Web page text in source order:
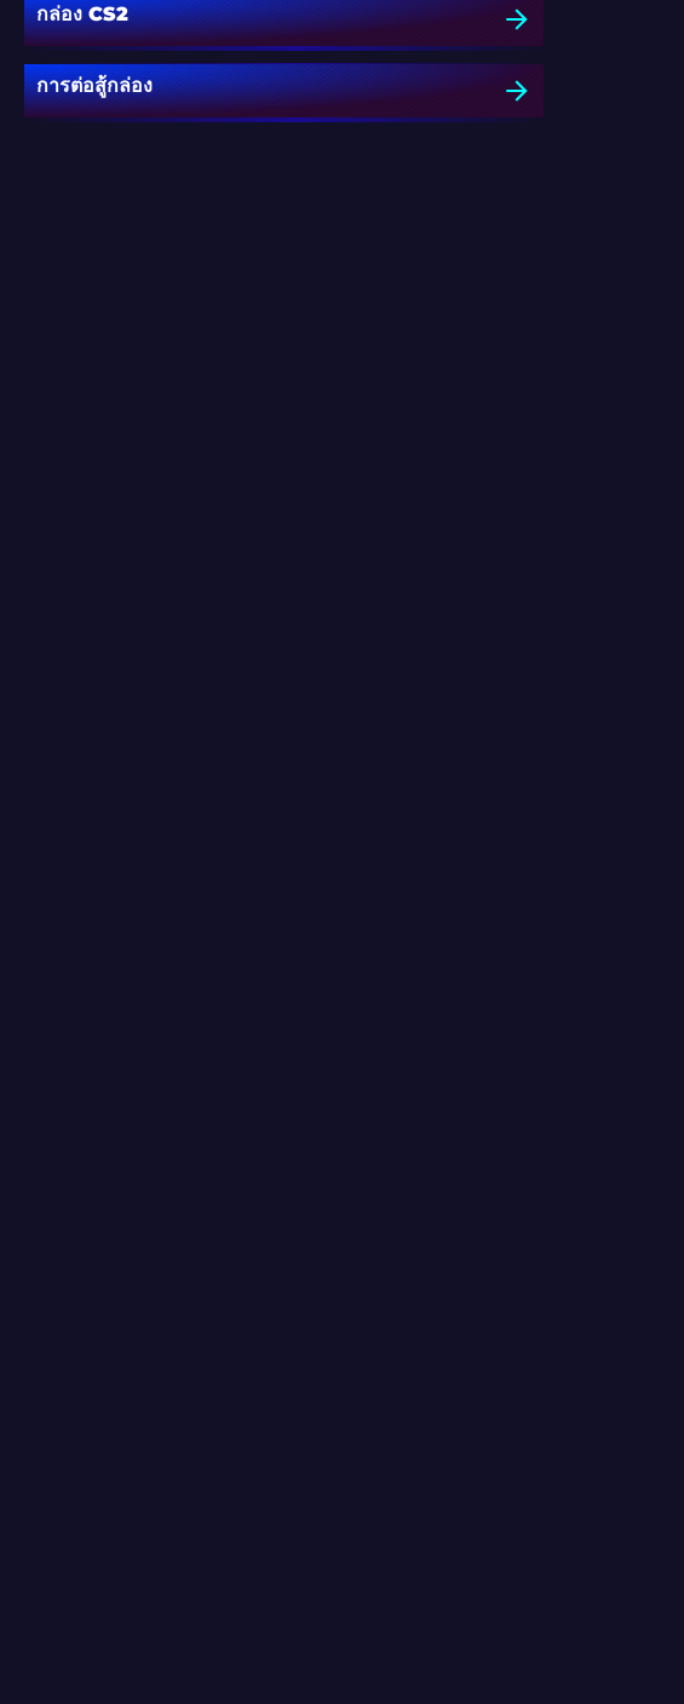
กล่อง CS2
การต่อสู้กล่อง